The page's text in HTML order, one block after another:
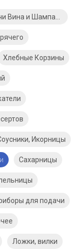
Хлебные Корзины
Икорницы
Сахарницы
для подачи
Ложки, вилки